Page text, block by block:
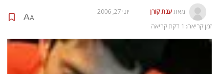
מאתענת קורן
יוני 27, 2006
זמן קריאה: 1 דקת קריאה
A
A